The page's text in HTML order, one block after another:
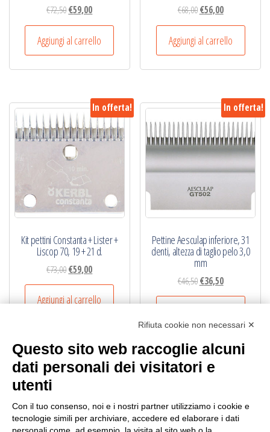
€72,50Il
prezzo
originale
era:
€72,50.
€59,00Il
prezzo
attuale
è:
€59,00.
Aggiungi al carrello
€68,00 Il
prezzo
originale
era:
€68,00.
€56,00Il
prezzo
attuale
è:
€56,00.
Aggiungi al carrello
In offerta!
Kit pettini Constanta + Lister +
Liscop 70, 19 + 21 d.
€73,00Il
prezzo
originale
€59,00Il
prezzo
attuale
Aggiungi al carrello
In offerta!
Pettine Aesculap inferiore, 31
denti, altezza di taglio pelo 3,0
mm
€46,50 Il
prezzo
era:
€36,50Il
prezzo
è:
NB.
Per informazioni sul pagamento mandare una mail.
Ogni ordine, avrà un costo di trasporto variabile da
Rifiuta cookie non necessari ✕
Questo sito web raccoglie alcuni
dati personali dei visitatori e
utenti
Con il tuo consenso, noi e i nostri partner utilizziamo i cookie e
tecnologie simili per archiviare, accedere ed elaborare i dati